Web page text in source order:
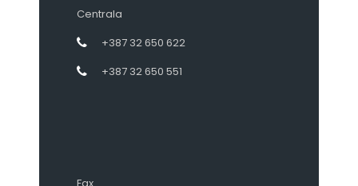
Centrala
+387 32 650 622
+387 32 650 551